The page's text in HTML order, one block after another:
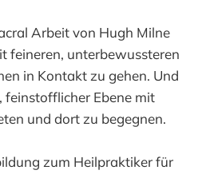
Arbeit von Hugh Milne
feineren, unterbewussteren
in Kontakt zu gehen. Und
feinstofflicher Ebene mit
und dort zu begegnen.
zum Heilpraktiker für